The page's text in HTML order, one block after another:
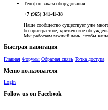
Телефон заказа оборудования:
+7 (965) 341-41-38
Наше сообщество существует уже
беспристрастное, критическое
Мы работаем каждый день, чтобы
Быстрая навигация
Главная Форумы Обратная связь Точка доступа
Меню пользователя
Login
Follow us on Facebook